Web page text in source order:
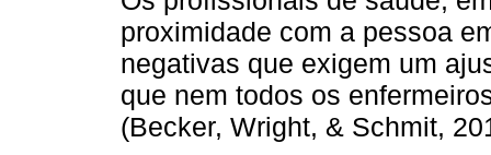
proximidade com a pessoa
negativas que exigem um
que nem todos os
(Becker, Wright, & Schmit,